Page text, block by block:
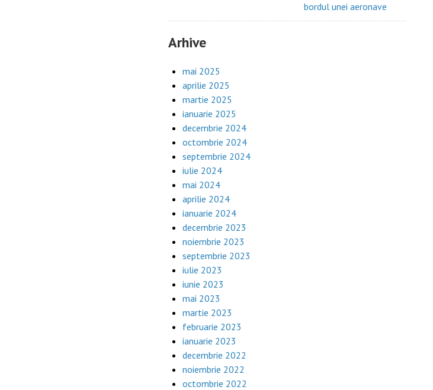
bordul unei aeronave
Arhive
mai 2025
aprilie 2025
martie 2025
ianuarie 2025
decembrie 2024
octombrie 2024
septembrie 2024
iulie 2024
mai 2024
aprilie 2024
ianuarie 2024
decembrie 2023
noiembrie 2023
septembrie 2023
iulie 2023
iunie 2023
mai 2023
martie 2023
februarie 2023
ianuarie 2023
decembrie 2022
noiembrie 2022
octombrie 2022